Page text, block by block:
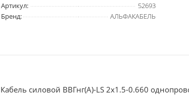
Артикул:
52693
Бренд:
АЛЬФАКАБЕЛЬ
Кабель силовой ВВГнг(А)-LS 2х1.5-0.660